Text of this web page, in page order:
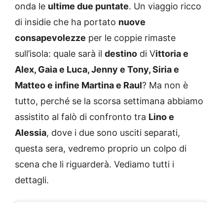
onda le ultime due puntate. Un viaggio ricco
di insidie che ha portato nuove
consapevolezze per le coppie rimaste
sull’isola: quale sarà il destino di Vittoria e
Alex, Gaia e Luca, Jenny e Tony, Siria e
Matteo e infine Martina e Raul? Ma non è
tutto, perché se la scorsa settimana abbiamo
assistito al falò di confronto tra Lino e
Alessia, dove i due sono usciti separati,
questa sera, vedremo proprio un colpo di
scena che li riguarderà. Vediamo tutti i
dettagli.